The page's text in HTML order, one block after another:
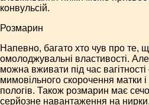
конвульсій.
Розмарин
Напевно, багато хто чув про те,
омолоджувальні властивості.
можна вживати під час
мимовільного скорочення матки
пологів. Також розмарин має
серйозне навантаження на